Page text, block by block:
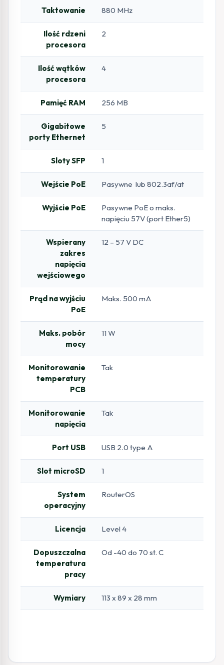
Taktowanie 880 MHz
Ilość rdzeni
procesora
2
Ilość wątków
procesora
4
Pamięć RAM 256 MB
Gigabitowe
porty Ethernet
5
Sloty SFP 1
Wejście PoE Pasywne lub 802.3af/at
Wyjście PoE
Pasywne PoE o maks.
napięciu 57V (port Ether5)
Wspierany
zakres
napięcia
wejściowego
12 – 57 V DC
Prąd na wyjściu
PoE
Maks. 500 mA
Maks. pobór
mocy
11 W
Monitorowanie
temperatury
PCB
Tak
Monitorowanie
napięcia
Tak
Port USB USB 2.0 type A
Slot microSD 1
System
operacyjny
RouterOS
Licencja Level 4
Dopuszczalna
temperatura
pracy
Od -40 do 70 st. C
Wymiary 113 x 89 x 28 mm